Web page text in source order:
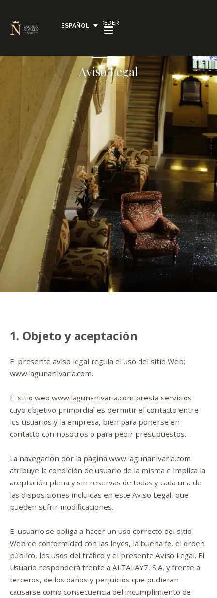
ESPAÑOL ACCEDER
Aviso Legal
1. Objeto y aceptación
El presente aviso legal regula el uso del sitio Web:
www.lagunanivaria.com.
El sitio web www.lagunanivaria.com presta servicios
cuyo objetivo primordial es permitir el contacto entre
los usuarios y la empresa, bien para ponerse en
contacto con nosotros o para pedir presupuestos.
La navegación por la página www.lagunanivaria.com
atribuye la condición de usuario de la misma e implica la
aceptación plena y sin reservas de todas y cada una de
las disposiciones incluidas en este Aviso Legal, que
pueden sufrir modificaciones.
El usuario se obliga a hacer un uso correcto del sitio
Web de conformidad con las leyes, la buena fe, el orden
público, los usos del tráfico y el presente Aviso Legal. El
Usuario responderá frente a ALTALAY7, S.A. y frente a
terceros, de los daños y perjuicios que pudieran
causarse como consecuencia del incumplimiento de